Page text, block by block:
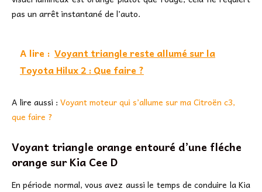
pas un arrêt instantané de l’auto.
A lire : Voyant triangle reste allumé sur la
Toyota Hilux 2 : Que faire ?
A lire aussi : Voyant moteur qui s’allume sur ma Citroën c3,
que faire ?
Voyant triangle orange entouré d’une fléche
orange sur Kia Cee D
En période normal, vous avez aussi le temps de conduire la Kia